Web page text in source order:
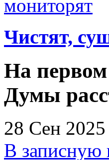
Чистят,
На первом
Думы
28 Сен
В записную